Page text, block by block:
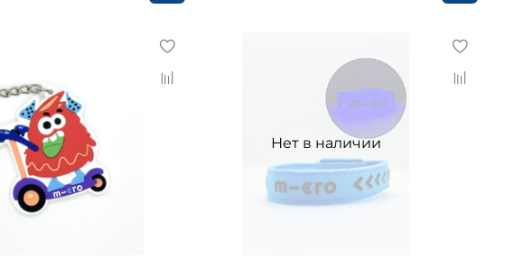
Нет в наличии